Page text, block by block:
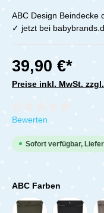
ABC Design Beindecke
✓ jetzt bei
39,90 €*
Preise inkl. MwSt.
Durchschnittliche
Bewerten
Sofort verfügbar,
ABC Farben